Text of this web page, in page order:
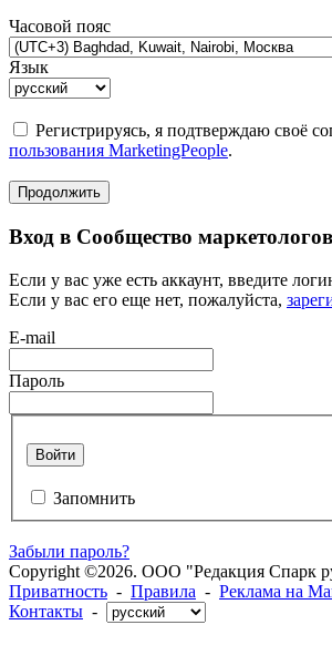
Часовой пояс
Язык
Регистрируясь, я подтверждаю своё
пользования MarketingPeople.
Продолжить
Вход в Сообщество маркетологов
Если у вас уже есть аккаунт, введите
Если у вас его еще нет, пожалуйста,
E-mail
Пароль
Войти
Запомнить
Забыли пароль?
Copyright ©2026. ООО "Редакция Спарк
Приватность - Правила - Реклама на
Контакты -